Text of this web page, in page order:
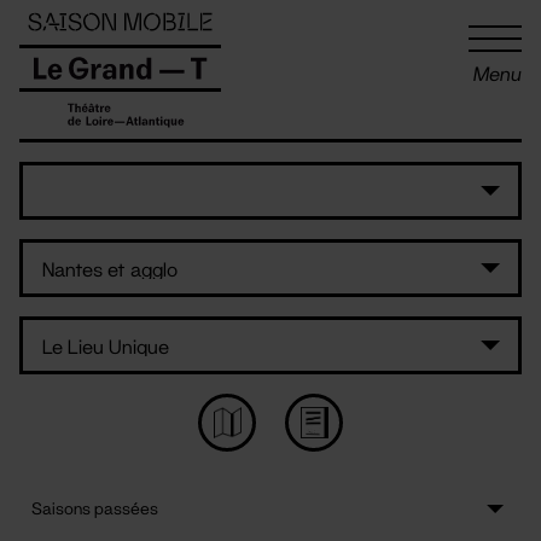
Menu
Panneau de gestion des cookies